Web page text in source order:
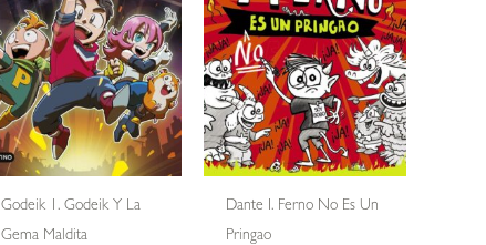
Godeik 1. Godeik Y La
Gema Maldita
Dante I. Ferno No Es Un
Pringao